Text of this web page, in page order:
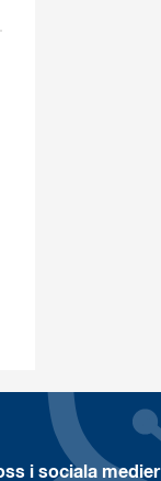
i sociala medier